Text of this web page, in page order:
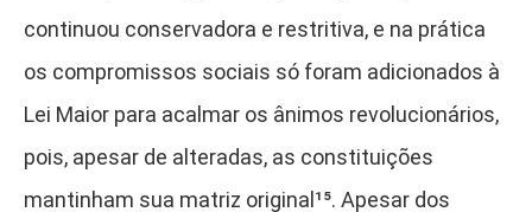
continuou conservadora e restritiva, e na prática
os compromissos sociais só foram adicionados à
Lei Maior para acalmar os ânimos revolucionários,
pois, apesar de alteradas, as constituições
mantinham sua matriz original¹⁵. Apesar dos